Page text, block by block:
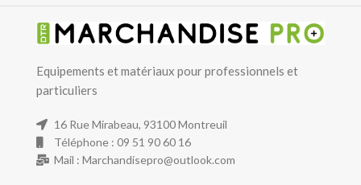
Equipements et matériaux pour professionnels et
particuliers
16 Rue Mirabeau, 93100 Montreuil
Téléphone : 09 51 90 60 16
Mail : Marchandisepro@outlook.com